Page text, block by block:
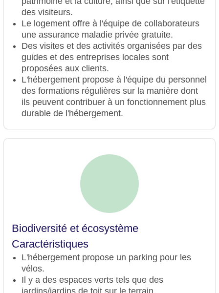
des visiteurs.
Le logement offre à l'équipe de collaborateurs
une assurance maladie privée gratuite.
Des visites et des activités organisées par des
guides et des entreprises locales sont
proposées aux clients.
L'hébergement propose à l'équipe du personnel
des formations régulières sur la manière dont
ils peuvent contribuer à un fonctionnement plus
durable de l'hébergement.
Biodiversité et écosystème
Caractéristiques
L'hébergement propose un parking pour les
vélos.
Il y a des espaces verts tels que des
jardins/jardins de toit sur le terrain.